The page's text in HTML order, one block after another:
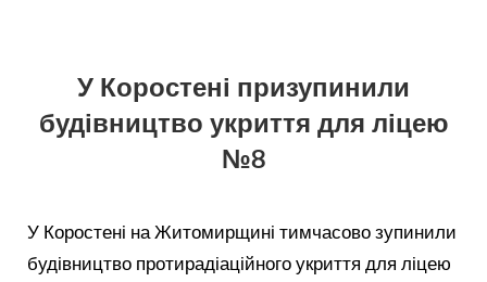
У Коростені призупинили
будівництво укриття для ліцею
№8
У Коростені на Житомирщині тимчасово зупинили
будівництво протирадіаційного укриття для ліцею